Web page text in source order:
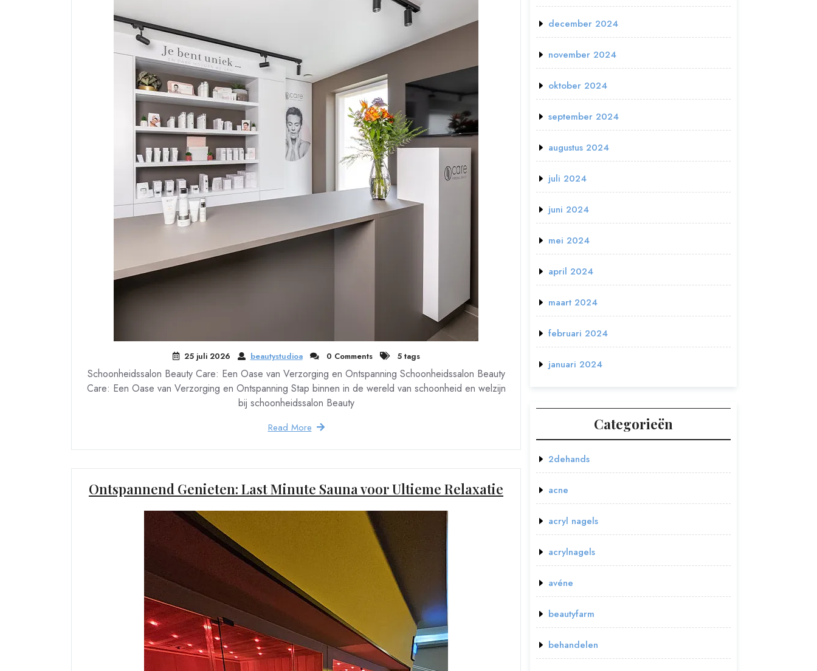
25 juli 2026 beautystudioa 0 Comments 5 tags
Schoonheidssalon Beauty Care: Een Oase van Verzorging en Ontspanning Schoonheidssalon Beauty
Care: Een Oase van Verzorging en Ontspanning Stap binnen in de wereld van schoonheid en welzijn
bij schoonheidssalon Beauty
Read More
Ontspannend Genieten: Last Minute Sauna voor Ultieme Relaxatie
december 2024
november 2024
oktober 2024
september 2024
augustus 2024
juli 2024
juni 2024
mei 2024
april 2024
maart 2024
februari 2024
januari 2024
Categorieën
2dehands
acne
acryl nagels
acrylnagels
avéne
beautyfarm
behandelen